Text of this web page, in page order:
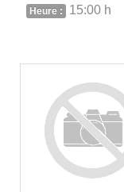
Heure : 15:00 h